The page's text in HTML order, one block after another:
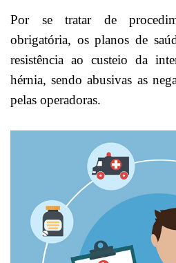
Por se tratar de
obrigatória, os planos de
resistência ao custeio da
hérnia, sendo abusivas as
pelas operadoras.